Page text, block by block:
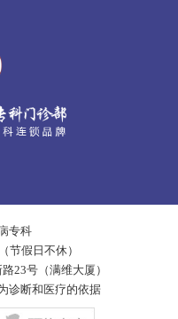
专科
节假日不休）
23号（满维大厦）
诊断和医疗的依据